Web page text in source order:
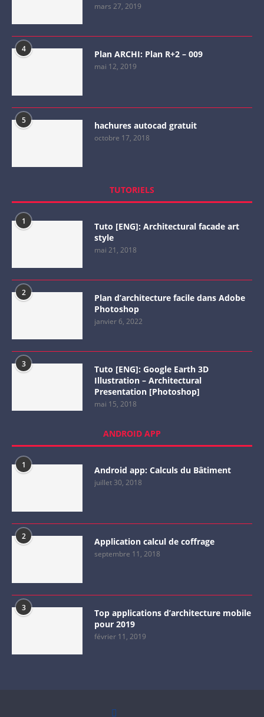
mars 27, 2019
4 Plan ARCHI: Plan R+2 – 009
mai 12, 2019
5 hachures autocad gratuit
octobre 17, 2018
TUTORIELS
1
Tuto [ENG]: Architectural facade art
style
mai 21, 2018
2
Plan d’architecture facile dans Adobe
Photoshop
janvier 6, 2022
3
Tuto [ENG]: Google Earth 3D
Illustration – Architectural
Presentation [Photoshop]
mai 15, 2018
ANDROID APP
1 Android app: Calculs du Bâtiment
juillet 30, 2018
2 Application calcul de coffrage
septembre 11, 2018
3
Top applications d’architecture mobile
pour 2019
février 11, 2019